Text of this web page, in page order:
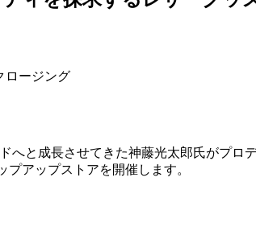
ロージング
と成長させてきた神藤光太郎氏がプロ
アップストアを開催します。